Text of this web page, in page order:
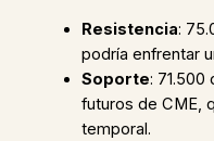
Resistencia:
podría enfrentar
Soporte: 71.500
futuros de CME,
temporal.